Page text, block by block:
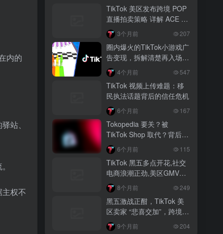
内的
站、
权不
者接受 AI 代下单
TikTok Shop 爱尔兰全面开放入驻 本土
品牌可零门槛开店
3 月前
音乐节降噪耳塞风靡欧美 DTC 品牌单日
营收突破 200 万元
越南监管出手核查Shopee、TikTok
Shop涨价行为，佣金调整遭调查
3 月前
TikTok Shop 印尼推出出海项目 助力本
土品牌开拓东南亚市场
TikTok Shop 英美周榜出炉 美妆家居成
TikTok 美区发布跨境 POP
直播拍卖策略 详解 ACE 选
品与三大拍卖机制
3个月前 207
圈内爆火的TikTok小游戏广
告变现，拆解清楚再入场，
别盲目跟风
4个月前 547
TikTok 视频上传难题：移
民执法话题背后的信任危机
6个月前 167
Tokopedia 要关？被
TikTok Shop 取代？背后真
相大揭秘！
6个月前 115
TikTok 黑五多点开花,社交
电商浪潮正劲,美区GMV突
破35亿8个月前 249
黑五激战正酣，TikTok 美
区卖家 “悲喜交加”，跨境电
商路在何方？
9个月前 204